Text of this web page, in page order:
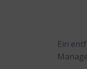
Ein